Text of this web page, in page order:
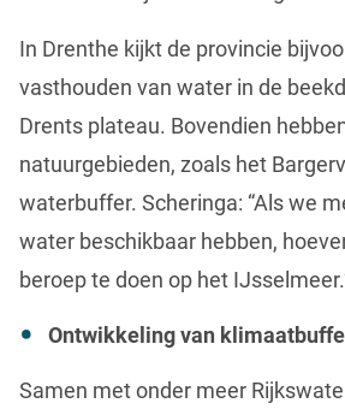
In Drenthe kijkt de provincie
vasthouden van water in de
Drents plateau. Bovendien
natuurgebieden, zoals het
waterbuffer. Scheringa: “Als we
water beschikbaar hebben,
beroep te doen op het
Ontwikkeling van
Samen met onder meer